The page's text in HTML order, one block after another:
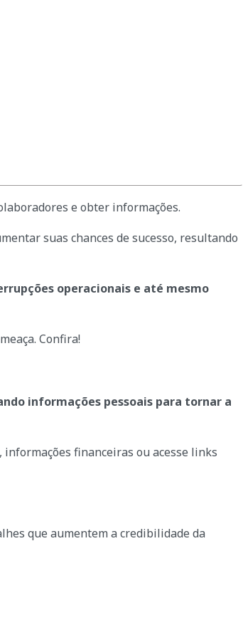
e obter informações.
suas chances de sucesso, resultando
operacionais e até mesmo
Confira!
informações pessoais para tornar a
financeiras ou acesse links
que aumentem a credibilidade da